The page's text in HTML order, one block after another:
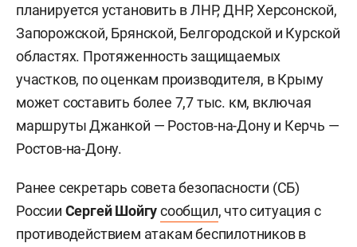
планируется установить в ЛНР, ДНР, Херсонской,
Запорожской, Брянской, Белгородской и Курской
областях. Протяженность защищаемых
участков, по оценкам производителя, в Крыму
может составить более 7,7 тыс. км, включая
маршруты Джанкой — Ростов-на-Дону и Керчь —
Ростов-на-Дону.
Ранее секретарь совета безопасности (СБ)
России Сергей Шойгусообщил, что ситуация с
противодействием атакам беспилотников в